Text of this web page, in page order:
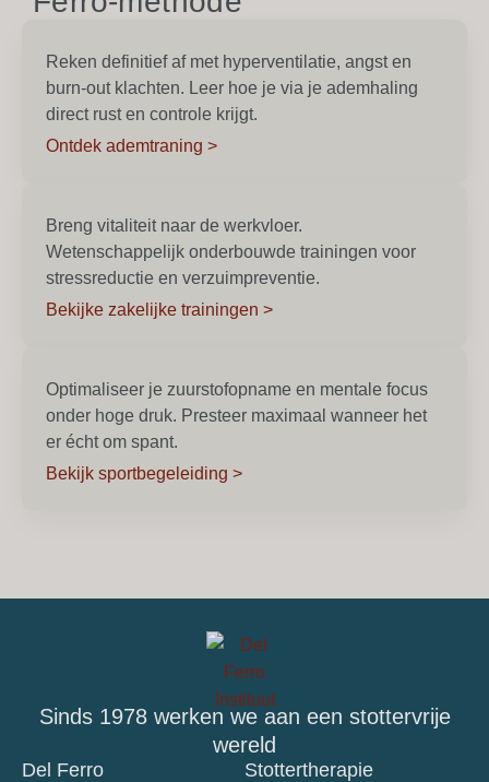
Reken definitief af met hyperventilatie, angst en
burn-out klachten. Leer hoe je via je ademhaling
direct rust en controle krijgt.
Ontdek ademtraning >
Breng vitaliteit naar de werkvloer.
Wetenschappelijk onderbouwde trainingen voor
stressreductie en verzuimpreventie.
Bekijke zakelijke trainingen >
Optimaliseer je zuurstofopname en mentale focus
onder hoge druk. Presteer maximaal wanneer het
er écht om spant.
Bekijk sportbegeleiding >
Sinds 1978 werken we aan een stottervrije
wereld
Del Ferro Stottertherapie